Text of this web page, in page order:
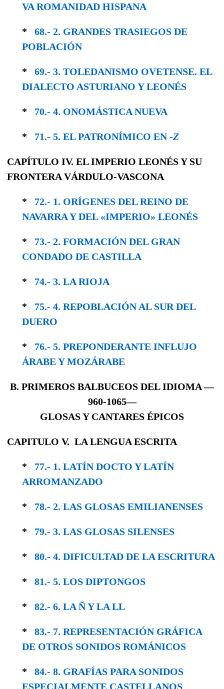
VA ROMANIDAD HISPANA
* 68.- 2. GRANDES TRASIEGOS DE
POBLACIÓN
* 69.- 3. TOLEDANISMO OVETENSE. EL
DIALEC­TO ASTURIANO Y LEONÉS
* 70.- 4. ONOMÁSTICA NUEVA
* 71.- 5. EL PATRONÍMICO EN -Z
CAPÍTULO IV. EL IMPERIO LEONÉS Y SU
FRONTERA VÁRDULO-VASCONA
* 72.- 1. ORÍGENES DEL REINO DE
NAVARRA Y DEL «IMPERIO» LEONÉS
* 73.- 2. FORMACIÓN DEL GRAN
CONDADO DE CASTILLA
* 74.- 3. LA RIOJA
* 75.- 4. REPOBLACIÓN AL SUR DEL
DUERO
* 76.- 5. PREPONDERANTE INFLUJO
ÁRABE Y MOZÁRABE
B. PRIMEROS BALBUCEOS DEL IDIOMA—
960-1065—
GLOSAS Y CANTARES ÉPICOS
CAPITULO V. LA LENGUA ESCRITA
* 77.- 1. LATÍN DOCTO Y LATÍN
ARROMANZADO
* 78.- 2. LAS GLOSAS EMILIANENSES
* 79.- 3. LAS GLOSAS SILENSES
* 80.- 4. DIFICULTAD DE LA ESCRITURA
* 81.- 5. LOS DIPTONGOS
* 82.- 6. LA Ñ Y LA LL
* 83.- 7. REPRESENTACIÓN GRÁFICA
DE OTROS SONIDOS ROMÁNICOS
* 84.- 8. GRAFÍAS PARA SONIDOS
ESPECIAL­MENTE CASTELLANOS